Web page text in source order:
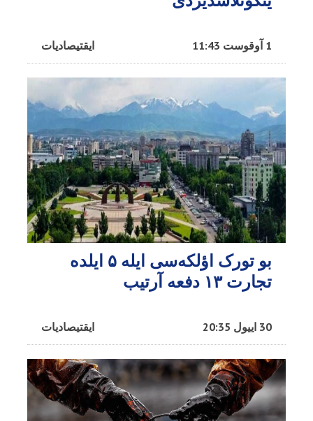
ایقتیصادیات 1 آوقوست 11:43
بو تورک اؤلکه‌سی ایله ۵ ایلده
تجارت ۱۳ دفعه آرتیب
ایقتیصادیات 30 اییول 20:35